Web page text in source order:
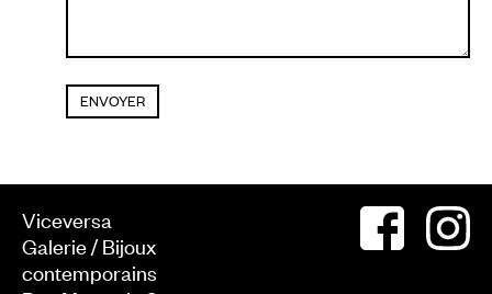
Viceversa
Galerie / Bijoux
contemporains